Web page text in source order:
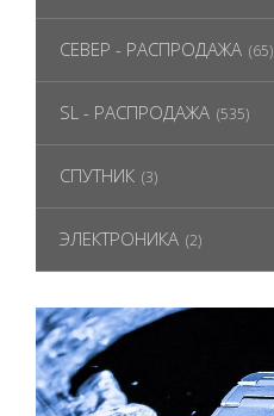
СЕВЕР - РАСПРОДАЖА (65)
SL - РАСПРОДАЖА (535)
СПУТНИК (3)
ЭЛЕКТРОНИКА (2)